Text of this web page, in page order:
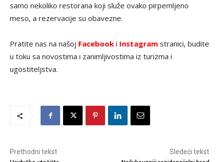
samo nekoliko restorana koji služe ovako pirpemljeno
meso, a rezervacije su obavezne.
Pratite nas na našoj Facebook i Instagram stranici, budite
u toku sa novostima i zanimljivostima iz turizma i
ugostiteljstva.
Prethodni tekst Sledeći tekst